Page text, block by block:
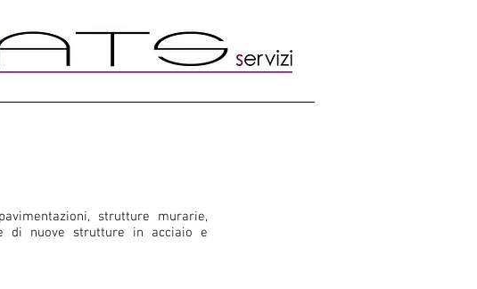
strutture murarie,
di nuove strutture in acciaio e